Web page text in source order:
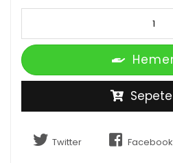
Sepete
Twitter Facebook